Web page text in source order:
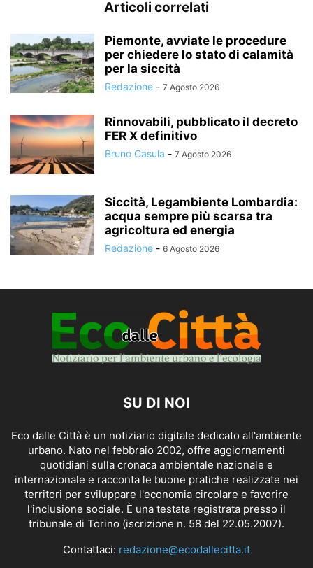
Articoli correlati
Piemonte, avviate le procedure
per chiedere lo stato di calamità
per la siccità
Redazione - 7 Agosto 2026
Rinnovabili, pubblicato il decreto
FER X definitivo
Bruno Casula - 7 Agosto 2026
Siccità, Legambiente Lombardia:
acqua sempre più scarsa tra
agricoltura ed energia
Redazione - 6 Agosto 2026
SU DI NOI
Eco dalle Città è un notiziario digitale dedicato all'ambiente
urbano. Nato nel febbraio 2002, offre aggiornamenti
quotidiani sulla cronaca ambientale nazionale e
internazionale e racconta le buone pratiche realizzate nei
territori per sviluppare l'economia circolare e favorire
l'inclusione sociale. È una testata registrata presso il
tribunale di Torino (iscrizione n. 58 del 22.05.2007).
Contattaci: redazione@ecodallecitta.it